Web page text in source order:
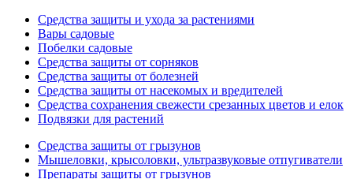
Средства защиты и ухода за растениями
Вары садовые
Побелки садовые
Средства защиты от сорняков
Средства защиты от болезней
Средства защиты от насекомых и вредителей
Средства сохранения свежести срезанных цветов и елок
Подвязки для растений
Средства защиты от грызунов
Мышеловки, крысоловки, ультразвуковые отпугиватели
Препараты защиты от грызунов